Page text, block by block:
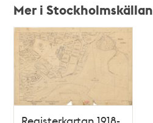
Mer i Stockholmskällan
Relaterade
poster
och
teman
Registerkartan 1918-